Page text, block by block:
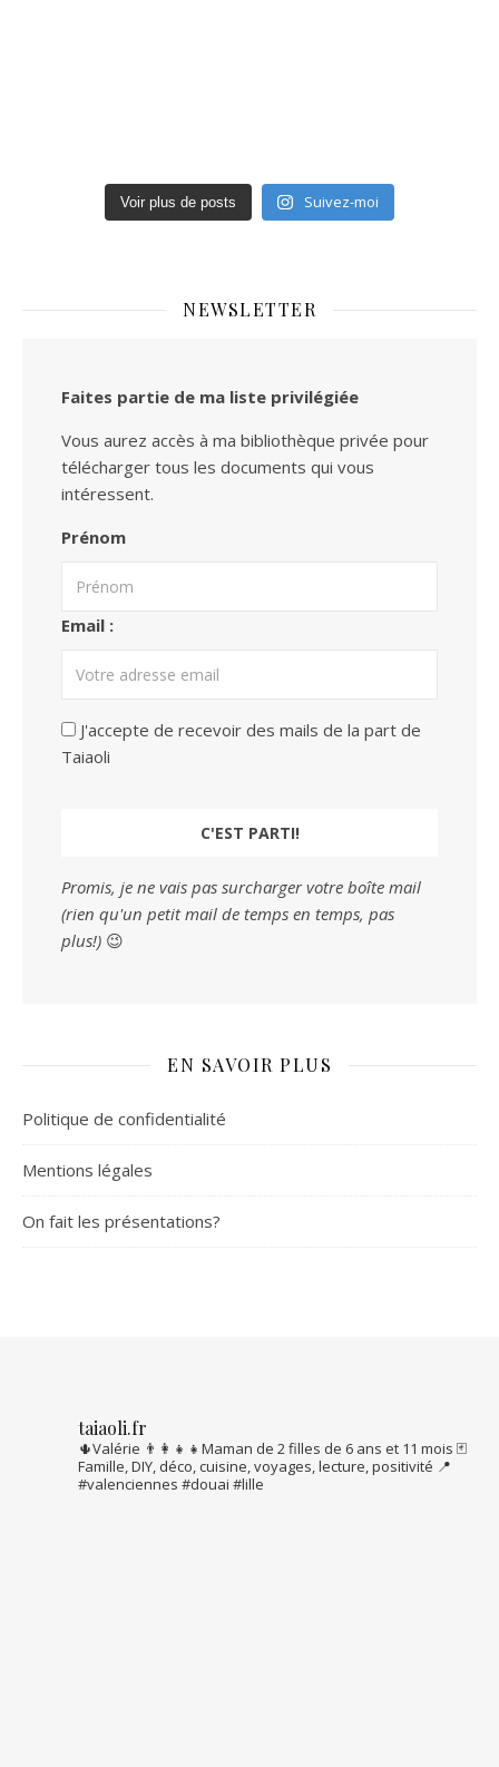
Voir plus de posts Suivez-moi
NEWSLETTER
Faites partie de ma liste privilégiée
Vous aurez accès à ma bibliothèque privée pour
télécharger tous les documents qui vous
intéressent.
Prénom
Email :
J'accepte de recevoir des mails de la part de
Taiaoli
Promis, je ne vais pas surcharger votre boîte mail
(rien qu'un petit mail de temps en temps, pas
plus!) 😉
EN SAVOIR PLUS
Politique de confidentialité
Mentions légales
On fait les présentations?
taiaoli.fr
🌵Valérie 👨‍👩‍👧‍👧Maman de 2 filles de 6 ans et 11 mois 🃏
Famille, DIY, déco, cuisine, voyages, lecture, positivité 📍
#valenciennes #douai #lille